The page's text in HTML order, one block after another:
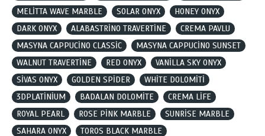
MELİTTA WAVE MARBLE
SOLAR ONYX
HONEY ONYX
DARK ONYX
ALABASTRİNO TRAVERTİNE
CREMA PAVLU
MASYNA CAPPUCİNO CLASSİC
MASYNA CAPPUCİNO SUNSET
WALNUT TRAVERTİNE
RED ONYX
VANİLLA SKY ONYX
SİVAS ONYX
GOLDEN SPİDER
WHİTE DOLOMİTİ
3DPLATİNİUM
BADALAN DOLOMİTE
CREMA LİFE
ROYAL PEARL
ROSE PİNK MARBLE
SUNRİSE MARBLE
SAHARA ONYX
TOROS BLACK MARBLE